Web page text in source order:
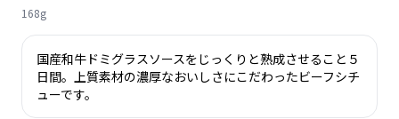
168g
国産和牛ドミグラスソースをじっくりと熟成させること５
日間。上質素材の濃厚なおいしさにこだわったビーフシチ
ューです。